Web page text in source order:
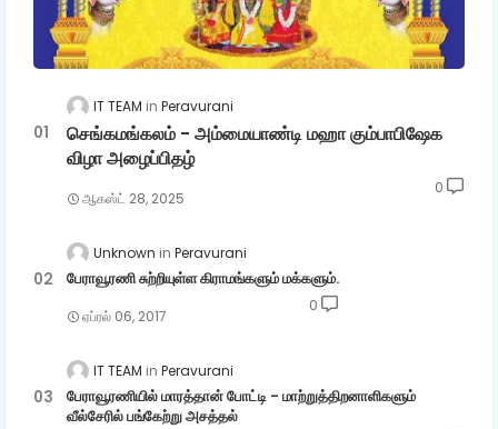
IT TEAM Peravurani
செங்கமங்கலம் - அம்மையாண்டி மஹா கும்பாபிஷேக
விழா அழைப்பிதழ்
ஆகஸ்ட் 28, 2025
0
Unknown Peravurani
பேராவூரணி சுற்றியுள்ள கிராமங்களும் மக்களும்.
ஏப்ரல் 06, 2017
0
IT TEAM Peravurani
பேராவூரணியில் மாரத்தான் போட்டி - மாற்றுத்திறனாளிகளும்
வீல்சேரில் பங்கேற்று அசத்தல்